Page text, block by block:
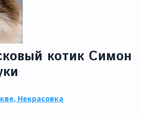
котик Симон
Некрасовка